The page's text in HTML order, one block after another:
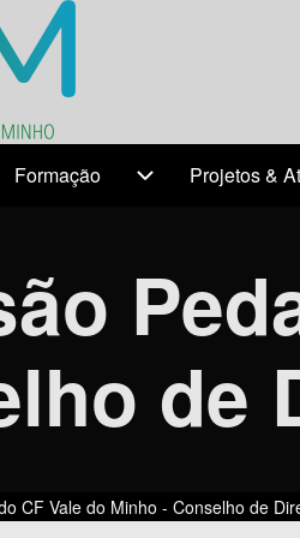
sub-navigation
Formação
Formação sub-
Projetos &
de
CF Vale do Minho - Conselho de